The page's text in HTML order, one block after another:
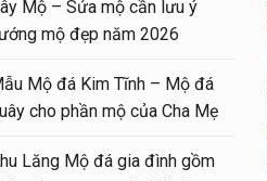
Mẫu Mộ đá đẹp, chất
Lăng thờ đá 1 mái đẹp –